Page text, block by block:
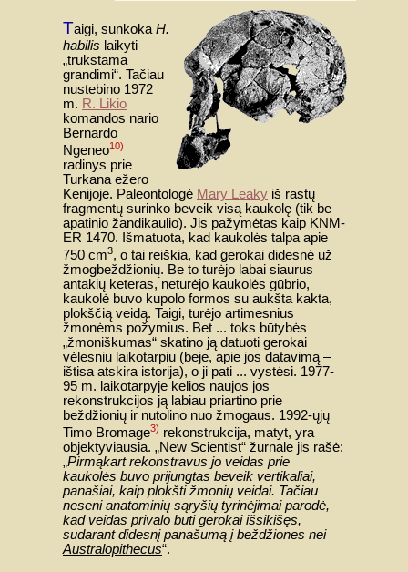
Taigi, sunkoka H.
habilis laikyti
„trūkstama
grandimi“. Tačiau
nustebino 1972
m. R. Likio
komandos nario
Bernardo
Ngeneo10)
radinys prie
Turkana ežero
Kenijoje. Paleontologė Mary Leaky iš rastų
fragmentų surinko beveik visą kaukolę (tik be
apatinio žandikaulio). Jis pažymėtas kaip KNM-
ER 1470. Išmatuota, kad kaukolės talpa apie
750 cm3, o tai reiškia, kad gerokai didesnė už
žmogbeždžionių. Be to turėjo labai siaurus
antakių keteras, neturėjo kaukolės gūbrio,
kaukolė buvo kupolo formos su aukšta kakta,
plokščią veidą. Taigi, turėjo artimesnius
žmonėms požymius. Bet ... toks būtybės
„žmoniškumas“ skatino ją datuoti gerokai
vėlesniu laikotarpiu (beje, apie jos datavimą –
ištisa atskira istorija), o ji pati ... vystėsi. 1977-
95 m. laikotarpyje kelios naujos jos
rekonstrukcijos ją labiau priartino prie
beždžionių ir nutolino nuo žmogaus. 1992-ųjų
Timo Bromage3) rekonstrukcija, matyt, yra
objektyviausia. „New Scientist“ žurnale jis rašė:
„Pirmąkart rekonstravus jo veidas prie
kaukolės buvo prijungtas beveik vertikaliai,
panašiai, kaip plokšti žmonių veidai. Tačiau
neseni anatominių sąryšių tyrinėjimai parodė,
kad veidas privalo būti gerokai išsikišęs,
sudarant didesnį panašumą į beždžiones nei
Australopithecus“.